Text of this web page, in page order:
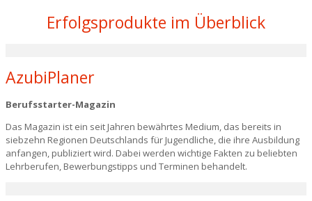
Erfolgsprodukte im Überblick
AzubiPlaner
Berufsstarter-Magazin
Das Magazin ist ein seit Jahren bewährtes Medium, das bereits in
siebzehn Regionen Deutschlands für Jugendliche, die ihre Ausbildung
anfangen, publiziert wird. Dabei werden wichtige Fakten zu beliebten
Lehrberufen, Bewerbungstipps und Terminen behandelt.